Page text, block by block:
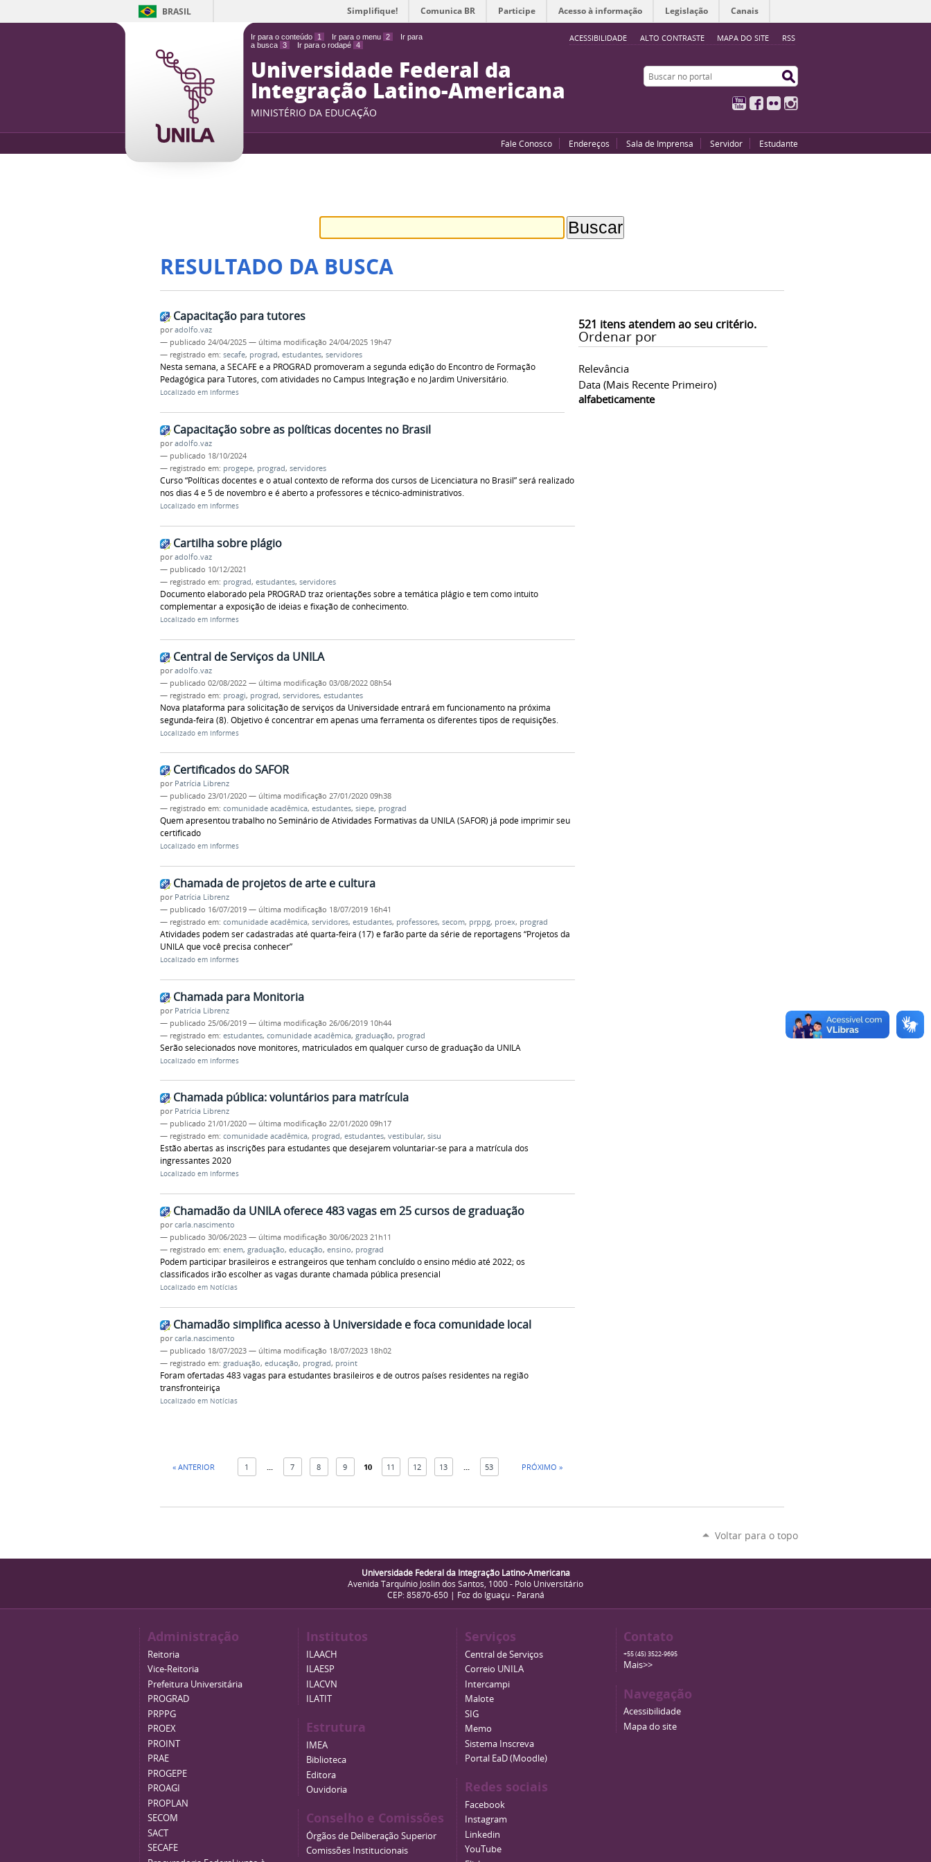
Ir para o conteúdo 1 Ir para o menu 2
Ir para
a busca 3 Ir para o rodapé 4
ACESSIBILIDADE ALTO CONTRASTE MAPA DO SITE RSS
BRASIL Simplifique! Comunica BR Participe Acesso à informação Legislação Canais
Universidade Federal da
Integração Latino-Americana
MINISTÉRIO DA EDUCAÇÃO
Buscar no portal
YouTubeFacebook
Flickr
Fale Conosco Endereços Sala de Imprensa Servidor Estudante
RESULTADO DA BUSCA
521 itens atendem ao seu critério.
Ordenar por
Relevância
Data (mais Recente Primeiro)
alfabeticamente
Capacitação para tutores
poradolfo.vaz
— publicado 24/04/2025 — última modificação 24/04/2025 19h47
— registrado em: secafe, prograd, estudantes, servidores
Nesta semana, a SECAFE e a PROGRAD promoveram a segunda edição do Encontro de Formação
Pedagógica para Tutores, com atividades no Campus Integração e no Jardim Universitário.
Localizado em Informes
Capacitação sobre as políticas docentes no Brasil
poradolfo.vaz
— publicado 18/10/2024
— registrado em: progepe, prograd, servidores
Curso “Políticas docentes e o atual contexto de reforma dos cursos de Licenciatura no Brasil” será realizado
nos dias 4 e 5 de novembro e é aberto a professores e técnico-administrativos.
Localizado em Informes
Cartilha sobre plágio
poradolfo.vaz
— publicado 10/12/2021
— registrado em: prograd, estudantes, servidores
Documento elaborado pela PROGRAD traz orientações sobre a temática plágio e tem como intuito
complementar a exposição de ideias e fixação de conhecimento.
Localizado em Informes
Central de Serviços da UNILA
poradolfo.vaz
— publicado 02/08/2022 — última modificação 03/08/2022 08h54
— registrado em: proagi, prograd, servidores, estudantes
Nova plataforma para solicitação de serviços da Universidade entrará em funcionamento na próxima
segunda-feira (8). Objetivo é concentrar em apenas uma ferramenta os diferentes tipos de requisições.
Localizado em Informes
Certificados do SAFOR
por Patrícia Librenz
— publicado 23/01/2020 — última modificação 27/01/2020 09h38
— registrado em: comunidade acadêmica, estudantes, siepe, prograd
Quem apresentou trabalho no Seminário de Atividades Formativas da UNILA (SAFOR) já pode imprimir seu
certificado
Localizado em Informes
Chamada de projetos de arte e cultura
por Patrícia Librenz
— publicado 16/07/2019 — última modificação 18/07/2019 16h41
— registrado em: comunidade acadêmica, servidores, estudantes, professores, secom, prppg, proex, prograd
Atividades podem ser cadastradas até quarta-feira (17) e farão parte da série de reportagens “Projetos da
UNILA que você precisa conhecer”
Localizado em Informes
Chamada para Monitoria
por Patrícia Librenz
— publicado 25/06/2019 — última modificação 26/06/2019 10h44
— registrado em: estudantes, comunidade acadêmica, graduação, prograd
Serão selecionados nove monitores, matriculados em qualquer curso de graduação da UNILA
Localizado em Informes
Chamada pública: voluntários para matrícula
por Patrícia Librenz
— publicado 21/01/2020 — última modificação 22/01/2020 09h17
— registrado em: comunidade acadêmica, prograd, estudantes, vestibular, sisu
Estão abertas as inscrições para estudantes que desejarem voluntariar-se para a matrícula dos
ingressantes 2020
Localizado em Informes
Chamadão da UNILA oferece 483 vagas em 25 cursos de graduação
porcarla.nascimento
— publicado 30/06/2023 — última modificação 30/06/2023 21h11
— registrado em: enem, graduação, educação, ensino, prograd
Podem participar brasileiros e estrangeiros que tenham concluído o ensino médio até 2022; os
classificados irão escolher as vagas durante chamada pública presencial
Localizado em Notícias
Chamadão simplifica acesso à Universidade e foca comunidade local
porcarla.nascimento
— publicado 18/07/2023 — última modificação 18/07/2023 18h02
— registrado em: graduação, educação, prograd, proint
Foram ofertadas 483 vagas para estudantes brasileiros e de outros países residentes na região
transfronteiriça
Localizado em Notícias
« ANTERIOR 1 7 8 9 10 11 12 13 53 PRÓXIMO »
Voltar para o topo
Universidade Federal da Integração Latino-Americana
Avenida Tarquínio Joslin dos Santos, 1000 - Polo Universitário
CEP: 85870-650 | Foz do Iguaçu - Paraná
Administração
Reitoria
Vice-Reitoria
Prefeitura Universitária
PROGRAD
PRPPG
PROEX
PROINT
PRAE
PROGEPE
PROAGI
PROPLAN
SECOM
SACT
SECAFE
Institutos
ILAACH
ILAESP
ILACVN
ILATIT
Estrutura
IMEA
Biblioteca
Editora
Ouvidoria
Conselho e Comissões
Órgãos de Deliberação Superior
Comissões Institucionais
Serviços
Central de Serviços
Correio UNILA
Intercampi
Malote
SIG
Memo
Sistema Inscreva
Portal EaD (Moodle)
Redes sociais
Facebook
Instagram
Linkedin
YouTube
Contato
+55 (45) 3522-9695
Mais>>
Navegação
Acessibilidade
Mapa do site